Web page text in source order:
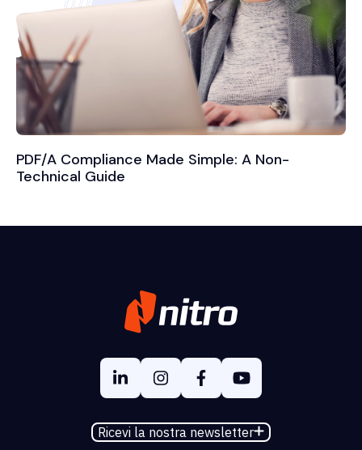
PDF/A Compliance Made Simple: A Non-
Technical Guide
Ricevi la nostra newsletter